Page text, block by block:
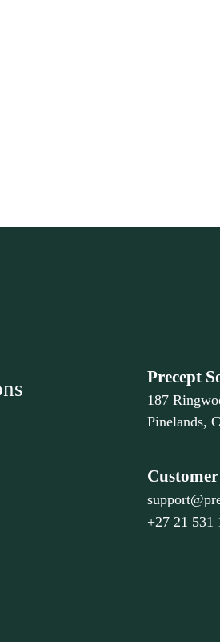
Precept
187
Pinelands,
+27 21 531